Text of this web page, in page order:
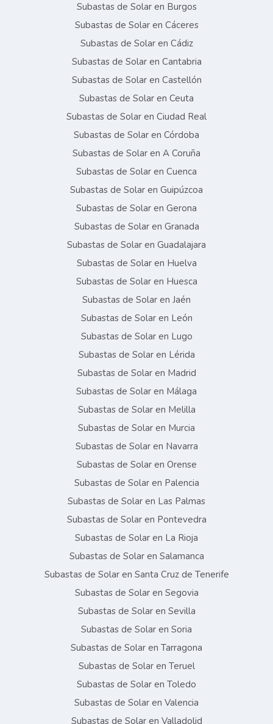
Subastas de Solar en Burgos
Subastas de Solar en Cáceres
Subastas de Solar en Cádiz
Subastas de Solar en Cantabria
Subastas de Solar en Castellón
Subastas de Solar en Ceuta
Subastas de Solar en Ciudad Real
Subastas de Solar en Córdoba
Subastas de Solar en A Coruña
Subastas de Solar en Cuenca
Subastas de Solar en Guipúzcoa
Subastas de Solar en Gerona
Subastas de Solar en Granada
Subastas de Solar en Guadalajara
Subastas de Solar en Huelva
Subastas de Solar en Huesca
Subastas de Solar en Jaén
Subastas de Solar en León
Subastas de Solar en Lugo
Subastas de Solar en Lérida
Subastas de Solar en Madrid
Subastas de Solar en Málaga
Subastas de Solar en Melilla
Subastas de Solar en Murcia
Subastas de Solar en Navarra
Subastas de Solar en Orense
Subastas de Solar en Palencia
Subastas de Solar en Las Palmas
Subastas de Solar en Pontevedra
Subastas de Solar en La Rioja
Subastas de Solar en Salamanca
Subastas de Solar en Santa Cruz de Tenerife
Subastas de Solar en Segovia
Subastas de Solar en Sevilla
Subastas de Solar en Soria
Subastas de Solar en Tarragona
Subastas de Solar en Teruel
Subastas de Solar en Toledo
Subastas de Solar en Valencia
Subastas de Solar en Valladolid